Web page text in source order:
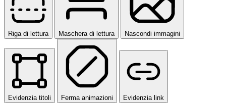
Riga di lettura Maschera di lettura Nascondi immagini
Evidenzia titoli Ferma animazioni Evidenzia link